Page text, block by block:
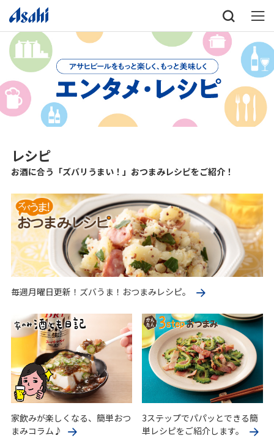
レシピ
お酒に合う「ズバリうまい！」おつまみレシピをご紹介！
毎週月曜日更新！ズバうま！おつまみレシピ。
家飲みが楽しくなる、簡単おつ
まみコラム♪
3ステップでパパッとできる簡
単レシピをご紹介します。